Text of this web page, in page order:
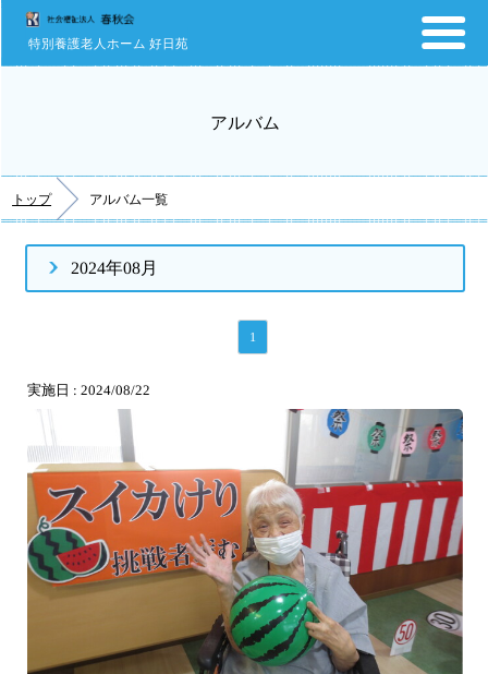
特別養護老人ホーム 好日苑
アルバム
トップ アルバム一覧
2024年08月
1
実施日 : 2024/08/22